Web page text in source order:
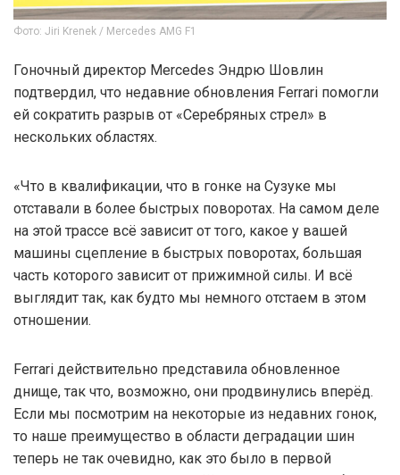
Фото: Jiri Krenek / Mercedes AMG F1
Гоночный директор Mercedes Эндрю Шовлин
подтвердил, что недавние обновления Ferrari помогли
ей сократить разрыв от «Серебряных стрел» в
нескольких областях.
«Что в квалификации, что в гонке на Сузуке мы
отставали в более быстрых поворотах. На самом деле
на этой трассе всё зависит от того, какое у вашей
машины сцепление в быстрых поворотах, большая
часть которого зависит от прижимной силы. И всё
выглядит так, как будто мы немного отстаем в этом
отношении.
Ferrari действительно представила обновленное
днище, так что, возможно, они продвинулись вперёд.
Если мы посмотрим на некоторые из недавних гонок,
то наше преимущество в области деградации шин
теперь не так очевидно, как это было в первой